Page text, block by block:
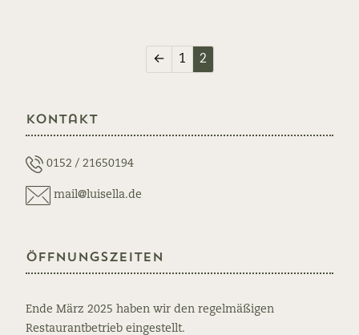
← 1 2
Kontakt
0152 / 21650194
mail@luisella.de
Öffnungszeiten
Ende März 2025 haben wir den regelmäßigen
Restaurantbetrieb eingestellt.